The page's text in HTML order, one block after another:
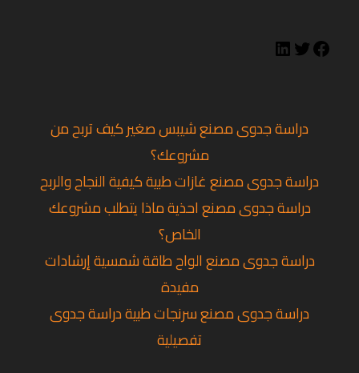
دراسة جدوى مصنع شيبس صغير كيف تربح من
مشروعك؟
دراسة جدوى مصنع غازات طبية كيفية النجاح والربح
دراسة جدوى مصنع احذية ماذا يتطلب مشروعك
الخاص؟
دراسة جدوى مصنع الواح طاقة شمسية إرشادات
مفيدة
دراسة جدوى مصنع سرنجات طبية دراسة جدوى
تفصيلية